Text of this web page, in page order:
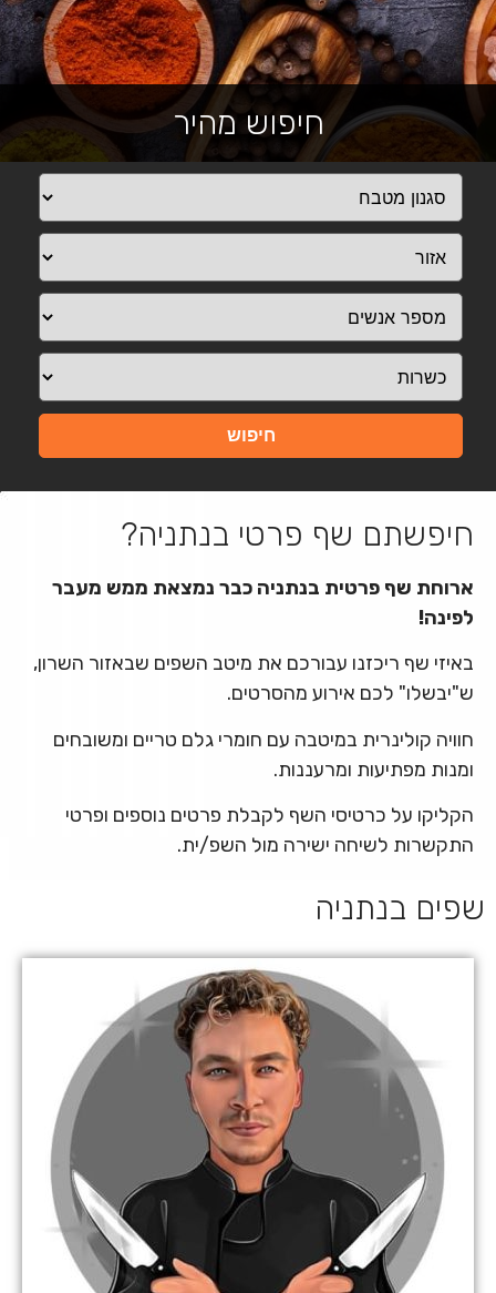
חיפוש מהיר
חיפוש
חיפשתם שף פרטי בנתניה?
ארוחת שף פרטית בנתניה כבר נמצאת ממש מעבר
לפינה!
באיזי שף ריכזנו עבורכם את מיטב השפים שבאזור השרון,
ש"יבשלו" לכם אירוע מהסרטים.
חוויה קולינרית במיטבה עם חומרי גלם טריים ומשובחים
ומנות מפתיעות ומרעננות.
הקליקו על כרטיסי השף לקבלת פרטים נוספים ופרטי
התקשרות לשיחה ישירה מול השפ/ית.
שפים בנתניה